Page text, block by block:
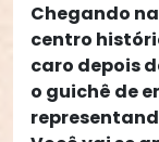
Chegando
centro
caro depois
o guichê de